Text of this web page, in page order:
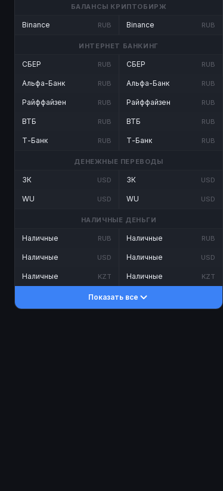
БАЛАНСЫ КРИПТОБИРЖ
Binance RUB Binance RUB
ИНТЕРНЕТ БАНКИНГ
СБЕР RUB
Альфа-Банк RUB
Райффайзен RUB
ВТБ RUB
Т-Банк RUB
СБЕР RUB
Альфа-Банк RUB
Райффайзен RUB
ВТБ RUB
Т-Банк RUB
ДЕНЕЖНЫЕ ПЕРЕВОДЫ
ЗК USD
WU USD
ЗК USD
WU USD
НАЛИЧНЫЕ ДЕНЬГИ
Наличные RUB
Наличные USD
Наличные KZT
Наличные RUB
Наличные USD
Наличные KZT
Показать все